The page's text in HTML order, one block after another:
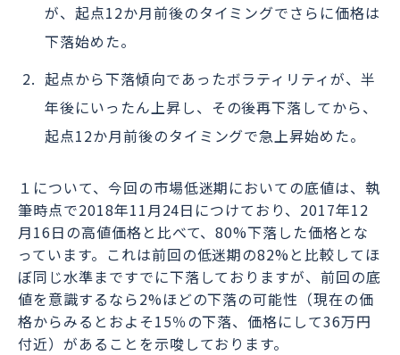
が、起点12か月前後のタイミングでさらに価格は
下落始めた。
起点から下落傾向であったボラティリティが、半
年後にいったん上昇し、その後再下落してから、
起点12か月前後のタイミングで急上昇始めた。
１について、今回の市場低迷期においての底値は、執
筆時点で2018年11月24日につけており、2017年12
月16日の高値価格と比べて、80%下落した価格とな
っています。これは前回の低迷期の82%と比較してほ
ぼ同じ水準まですでに下落しておりますが、前回の底
値を意識するなら2%ほどの下落の可能性（現在の価
格からみるとおよそ15％の下落、価格にして36万円
付近）があることを示唆しております。